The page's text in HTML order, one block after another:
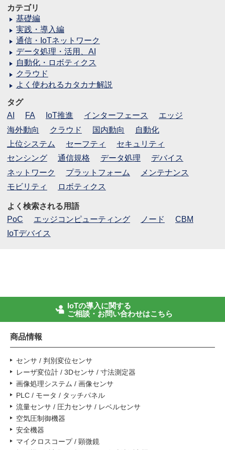
カテゴリ
基礎編
実践・導入編
通信・IoTネットワーク
データ処理・活用、AI
自動化・ロボティクス
クラウド
よく使われるカタカナ解説
タグ
AI
FA IoT推進 インターフェース
エッジ
海外動向
クラウド 国内動向
自動化
上位システム
セーフティ
セキュリティ
センシング
通信規格 データ処理
デバイス
ネットワーク
プラットフォーム
メンテナンス
モビリティ
ロボティクス
よく検索される用語
PoC
エッジコンピューティング ノード
CBM
IoTデバイス
IoTの導入に関する
ご相談・お問い合わせはこちら
商品情報
センサ / 判別変位センサ
レーザ変位計 / 3Dセンサ / 寸法測定器
画像処理システム / 画像センサ
PLC / モータ / タッチパネル
流量センサ / 圧力センサ / レベルセンサ
空気圧制御機器
安全機器
マイクロスコープ / 顕微鏡